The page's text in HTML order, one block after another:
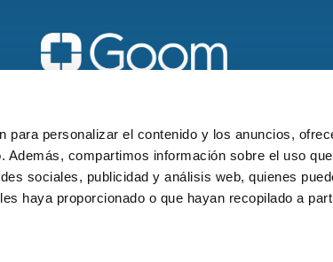
para personalizar el contenido y los anuncios,
compartimos información sobre el uso
sociales, publicidad y análisis web, quienes
haya proporcionado o que hayan recopilado a
18 60 21